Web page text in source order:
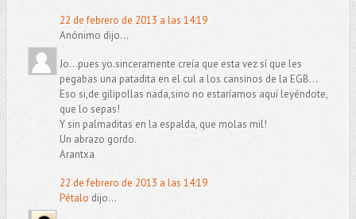
22 de febrero de 2013 a las 14:19
Anónimo dijo...
Jo...pues yo.sinceramente creía que esta vez sí que les
pegabas una patadita en el cul a los cansinos de la EGB...
Eso si,de gilipollas nada,sino no estaríamos aquí leyéndote,
que lo sepas!
Y sin palmaditas en la espalda, que molas mil!
Un abrazo gordo.
Arantxa
22 de febrero de 2013 a las 14:19
Pétalo dijo...